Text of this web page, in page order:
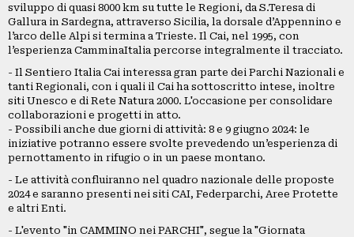
sviluppo di quasi 8000 km su tutte le Regioni, da S.Teresa di
Gallura in Sardegna, attraverso Sicilia, la dorsale d’Appennino e
l’arco delle Alpi si termina a Trieste. Il Cai, nel 1995, con
l’esperienza CamminaItalia percorse integralmente il tracciato.
- Il Sentiero Italia Cai interessa gran parte dei Parchi Nazionali e
tanti Regionali, con i quali il Cai ha sottoscritto intese, inoltre
siti Unesco e di Rete Natura 2000. L'occasione per consolidare
collaborazioni e progetti in atto.
- Possibili anche due giorni di attività: 8 e 9 giugno 2024: le
iniziative potranno essere svolte prevedendo un’esperienza di
pernottamento in rifugio o in un paese montano.
- Le attività confluiranno nel quadro nazionale delle proposte
2024 e saranno presenti nei siti CAI, Federparchi, Aree Protette
e altri Enti.
- L'evento "in CAMMINO nei PARCHI", segue la "Giornata